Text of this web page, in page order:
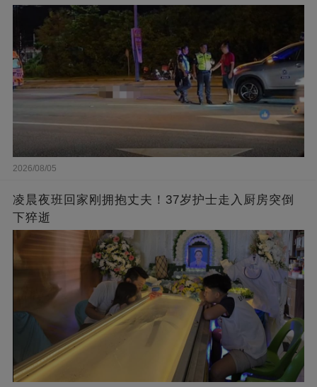
2026/08/05
凌晨夜班回家刚拥抱丈夫！37岁护士走入厨房突倒
下猝逝